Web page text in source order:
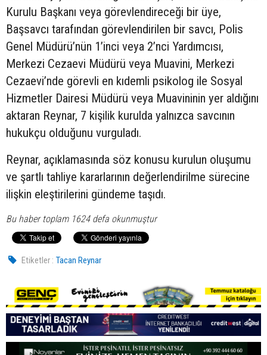
Kurulu Başkanı veya görevlendireceği bir üye,
Başsavcı tarafından görevlendirilen bir savcı, Polis
Genel Müdürü’nün 1’inci veya 2’nci Yardımcısı,
Merkezi Cezaevi Müdürü veya Muavini, Merkezi
Cezaevi’nde görevli en kıdemli psikolog ile Sosyal
Hizmetler Dairesi Müdürü veya Muavininin yer aldığını
aktaran Reynar, 7 kişilik kurulda yalnızca savcının
hukukçu olduğunu vurguladı.
Reynar, açıklamasında söz konusu kurulun oluşumu
ve şartlı tahliye kararlarının değerlendirilme sürecine
ilişkin eleştirilerini gündeme taşıdı.
Bu haber toplam 1624 defa okunmuştur
Etiketler : Tacan Reynar